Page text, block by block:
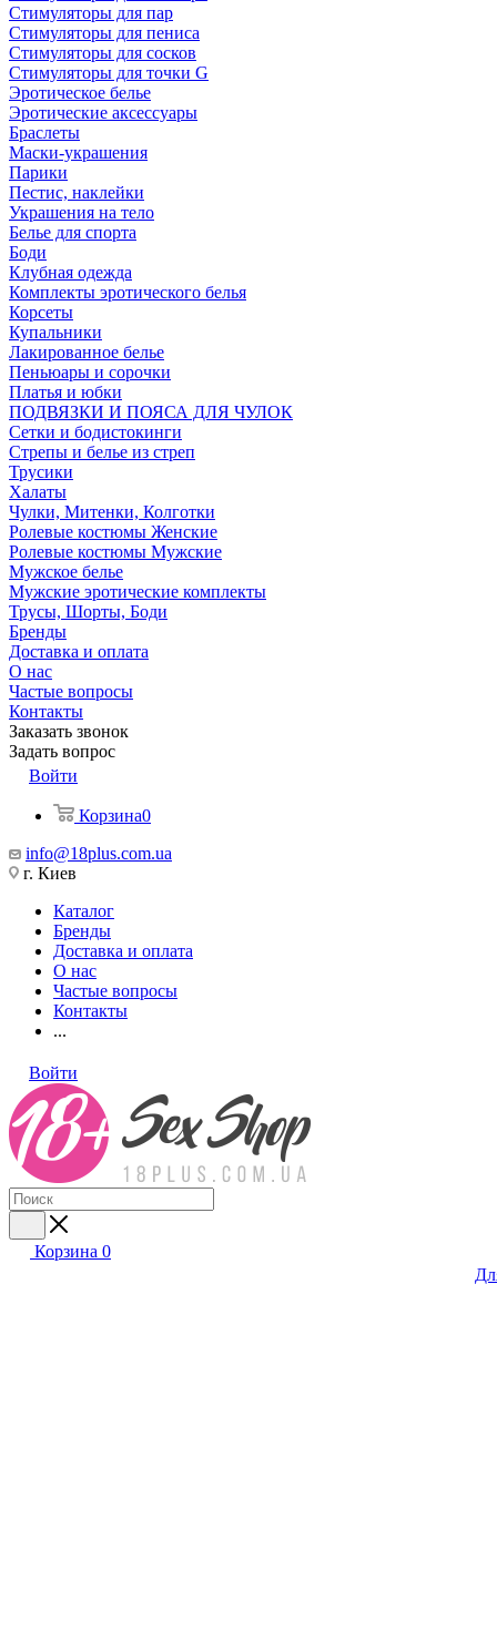
Стимуляторы для пар
Стимуляторы для пениса
Стимуляторы для сосков
Стимуляторы для точки G
Эротическое белье
Эротические аксессуары
Браслеты
Маски-украшения
Парики
Пестис, наклейки
Украшения на тело
Белье для спорта
Боди
Клубная одежда
Комплекты эротического белья
Корсеты
Купальники
Лакированное белье
Пеньюары и сорочки
Платья и юбки
ПОДВЯЗКИ И ПОЯСА ДЛЯ ЧУЛОК
Сетки и бодистокинги
Стрепы и белье из стреп
Трусики
Халаты
Чулки, Митенки, Колготки
Ролевые костюмы Женские
Ролевые костюмы Мужские
Мужское белье
Мужские эротические комплекты
Трусы, Шорты, Боди
Бренды
Доставка и оплата
О нас
Частые вопросы
Контакты
Заказать звонок
Задать вопрос
Войти
Корзина0
info@18plus.com.ua
г. Киев
Каталог
Бренды
Доставка и оплата
О нас
Частые вопросы
Контакты
...
Войти
Корзина 0